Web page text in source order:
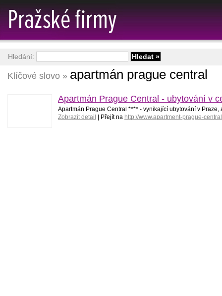
Klíčové slovo » apartmán prague central
Apartmán Prague Central - ubytování v
Apartmán Prague Central **** - vynikající ubytování v Praze,
Zobrazit detail
| Přejít na http://www.apartment-prague-
Hledání: